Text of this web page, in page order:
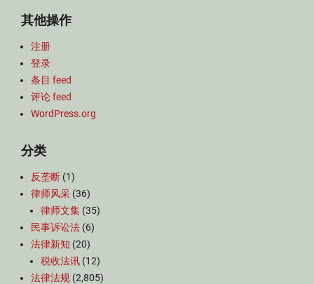
其他操作
注册
登录
条目 feed
评论 feed
WordPress.org
分类
反垄断 (1)
律师风采 (36)
律师文集 (35)
民事诉讼法 (6)
法律新知 (20)
税收法讯 (12)
法律法规 (2,805)